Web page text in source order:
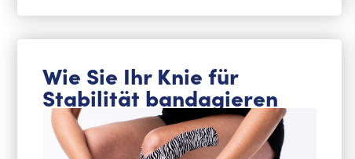
Wie Sie Ihr Knie für
Stabilität bandagieren